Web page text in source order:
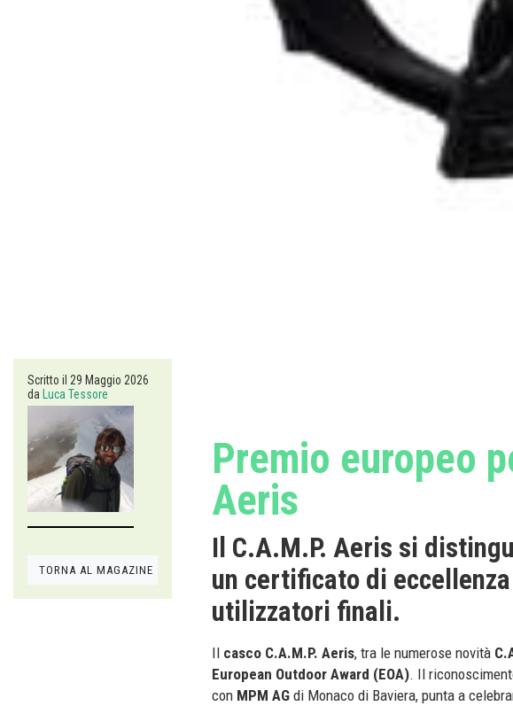
Scritto il 29 Maggio 2026
da Luca Tessore
TORNA AL MAGAZINE
Premio europeo
Aeris
Il C.A.M.P. Aeris si
un certificato di
utilizzatori finali.
Il casco C.A.M.P. Aeris, tra le numerose novità
European Outdoor Award (EOA). Il
con MPM AG di Monaco di Baviera, punta a